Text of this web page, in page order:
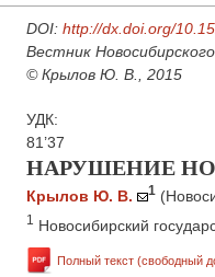
DOI: http://dx.doi.org/
Вестник
© Крылов Ю. В., 2015
УДК:
81’37
НАРУШЕНИЕ
Крылов Ю. В. 1
1 Новосибирский
Полный текст (свободный